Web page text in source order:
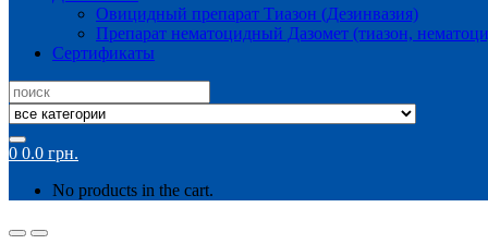
Овицидный препарат Тиазон (Дезинвазия)
Препарат нематоцидный Дазомет (тиазон,
Сертификаты
Search
for:
0 0.0 грн.
No products in the cart.